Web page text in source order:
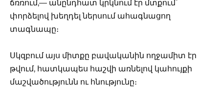
ճռռում,— անընդհատ կրկնում էր մտքում՝
փորձելով խեղդել ներսում ահագնացող
տագնապը։
Սկզբում այս միտքը բավականին ողջամիտ էր
թվում, հատկապես հաշվի առնելով կահույքի
մաշվածությունն ու հնությունը։